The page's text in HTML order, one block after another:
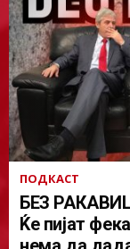
ПОДКАСТ
БЕЗ
Ќе пијат